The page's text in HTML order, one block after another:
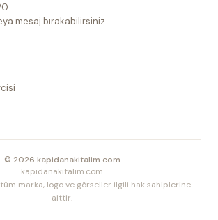
mesaj bırakabilirsiniz.
© 2026 kapidanakitalim.com
kapidanakitalim.com
marka, logo ve görseller ilgili hak sahiplerine
aittir.